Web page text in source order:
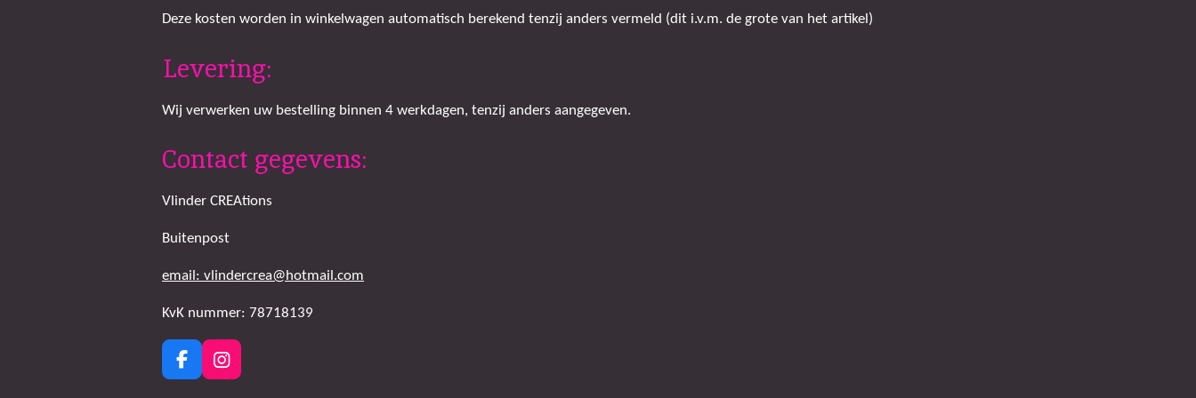
Deze kosten worden in winkelwagen automatisch berekend tenzij anders vermeld (dit i.v.m. de grote van het artikel)
Levering:
Wij verwerken uw bestelling binnen 4 werkdagen, tenzij anders aangegeven.
Contact gegevens:
Vlinder CREAtions
Buitenpost
email: vlindercrea@hotmail.com
KvK nummer: 78718139
F
a
I
n